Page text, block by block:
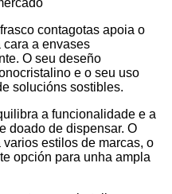
contagotas apoia o
a envases
O seu deseño
e o seu uso
solucións sostibles.
a funcionalidade e a
doado de dispensar. O
estilos de marcas, o
opción para unha ampla